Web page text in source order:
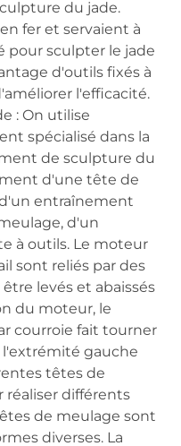
du jade.
fer et servaient à
pour sculpter le jade
d'outils fixés à
l'efficacité.
: On utilise
spécialisé dans la
de sculpture du
d'une tête de
entraînement
d'un
à outils. Le moteur
sont reliés par des
levés et abaissés
du moteur, le
courroie fait tourner
gauche
têtes de
réaliser différents
de meulage sont
diverses. La